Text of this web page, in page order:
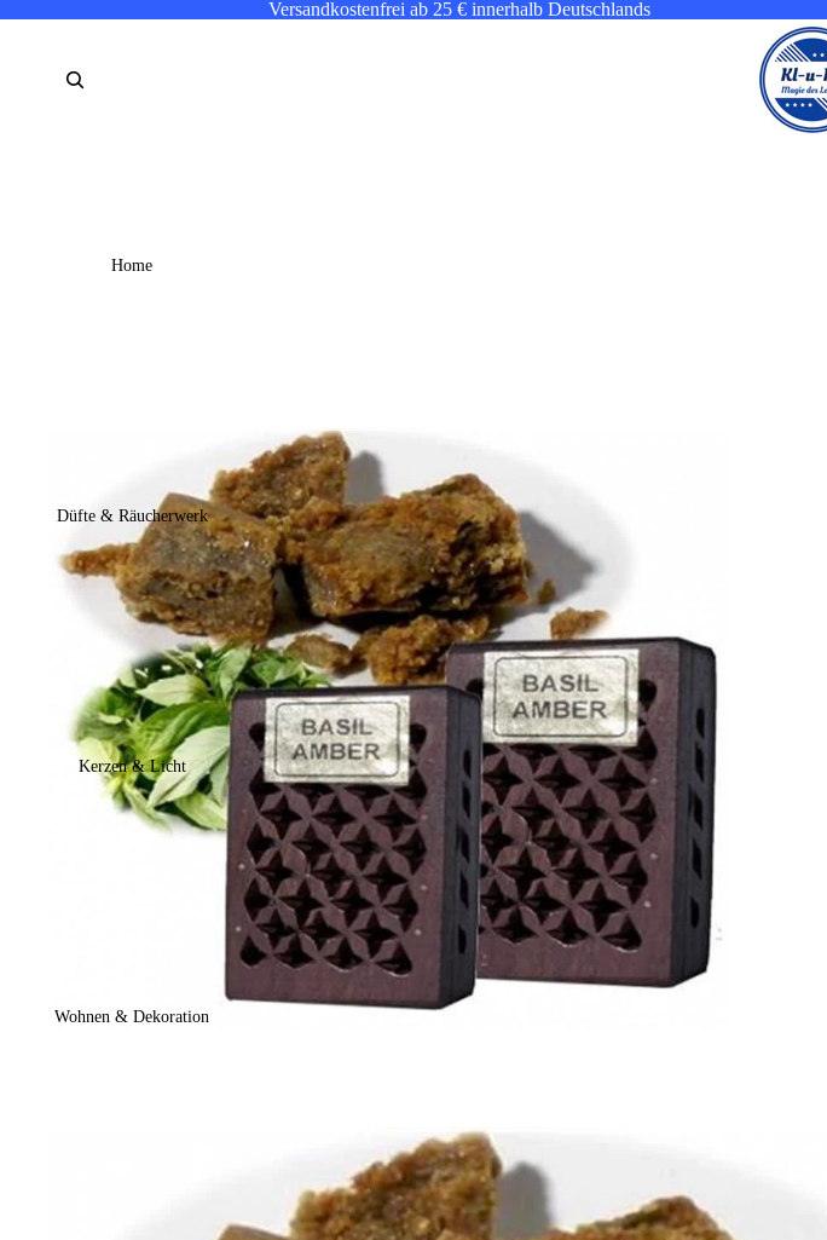
Versandkostenfrei ab 25 € innerhalb Deutschlands
Home
Düfte & Räucherwerk
Kerzen & Licht
Wohnen & Dekoration